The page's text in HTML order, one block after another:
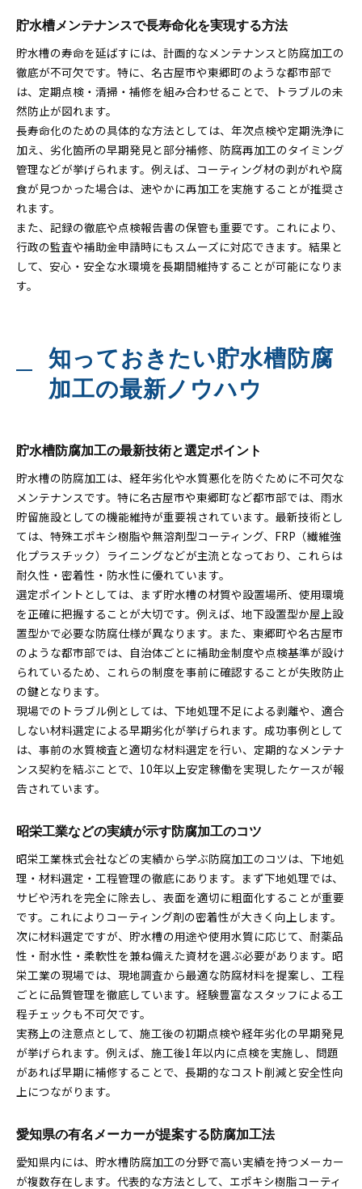
貯水槽メンテナンスで長寿命化を実現する方法
貯水槽の寿命を延ばすには、計画的なメンテナンスと防腐加工の
徹底が不可欠です。特に、名古屋市や東郷町のような都市部で
は、定期点検・清掃・補修を組み合わせることで、トラブルの未
然防止が図れます。
長寿命化のための具体的な方法としては、年次点検や定期洗浄に
加え、劣化箇所の早期発見と部分補修、防腐再加工のタイミング
管理などが挙げられます。例えば、コーティング材の剥がれや腐
食が見つかった場合は、速やかに再加工を実施することが推奨さ
れます。
また、記録の徹底や点検報告書の保管も重要です。これにより、
行政の監査や補助金申請時にもスムーズに対応できます。結果と
して、安心・安全な水環境を長期間維持することが可能になりま
す。
知っておきたい貯水槽防腐
加工の最新ノウハウ
貯水槽防腐加工の最新技術と選定ポイント
貯水槽の防腐加工は、経年劣化や水質悪化を防ぐために不可欠な
メンテナンスです。特に名古屋市や東郷町など都市部では、雨水
貯留施設としての機能維持が重要視されています。最新技術とし
ては、特殊エポキシ樹脂や無溶剤型コーティング、FRP（繊維強
化プラスチック）ライニングなどが主流となっており、これらは
耐久性・密着性・防水性に優れています。
選定ポイントとしては、まず貯水槽の材質や設置場所、使用環境
を正確に把握することが大切です。例えば、地下設置型か屋上設
置型かで必要な防腐仕様が異なります。また、東郷町や名古屋市
のような都市部では、自治体ごとに補助金制度や点検基準が設け
られているため、これらの制度を事前に確認することが失敗防止
の鍵となります。
現場でのトラブル例としては、下地処理不足による剥離や、適合
しない材料選定による早期劣化が挙げられます。成功事例として
は、事前の水質検査と適切な材料選定を行い、定期的なメンテナ
ンス契約を結ぶことで、10年以上安定稼働を実現したケースが報
告されています。
昭栄工業などの実績が示す防腐加工のコツ
昭栄工業株式会社などの実績から学ぶ防腐加工のコツは、下地処
理・材料選定・工程管理の徹底にあります。まず下地処理では、
サビや汚れを完全に除去し、表面を適切に粗面化することが重要
です。これによりコーティング剤の密着性が大きく向上します。
次に材料選定ですが、貯水槽の用途や使用水質に応じて、耐薬品
性・耐水性・柔軟性を兼ね備えた資材を選ぶ必要があります。昭
栄工業の現場では、現地調査から最適な防腐材料を提案し、工程
ごとに品質管理を徹底しています。経験豊富なスタッフによる工
程チェックも不可欠です。
実務上の注意点として、施工後の初期点検や経年劣化の早期発見
が挙げられます。例えば、施工後1年以内に点検を実施し、問題
があれば早期に補修することで、長期的なコスト削減と安全性向
上につながります。
愛知県の有名メーカーが提案する防腐加工法
愛知県内には、貯水槽防腐加工の分野で高い実績を持つメーカー
が複数存在します。代表的な方法として、エポキシ樹脂コーティ